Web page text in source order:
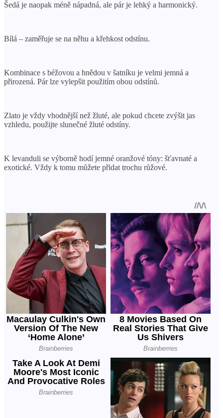
Šedá je naopak méně nápadná, ale pár je lehký a harmonický.
Bílá – zaměřuje se na něhu a křehkost odstínu.
Kombinace s béžovou a hnědou v šatníku je velmi jemná a
přirozená. Pár lze vylepšit použitím obou odstínů.
Zlato je vždy vhodnější než žluté, ale pokud chcete zvýšit jas
vzhledu, použijte slunečné žluté odstíny.
K levanduli se výborně hodí jemné oranžové tóny: šťavnaté a
exotické. Vždy k tomu můžete přidat trochu růžové.